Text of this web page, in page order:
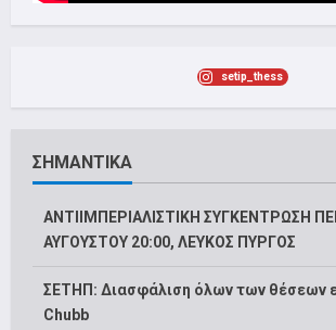
setip_thess
ΣΗΜΑΝΤΙΚΑ
ΑΝΤΙΙΜΠΕΡΙΑΛΙΣΤΙΚΗ ΣΥΓΚΕΝΤΡΩΣΗ
ΑΥΓΟΥΣΤΟΥ 20:00, ΛΕΥΚΟΣ ΠΥΡΓΟΣ
ΣΕΤΗΠ: Διασφάλιση όλων των θέσεων
Chubb